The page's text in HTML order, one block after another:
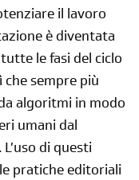
il lavoro
è diventata
le fasi del ciclo
che sempre più
algoritmi in modo
umani dal
di questi
pratiche editoriali